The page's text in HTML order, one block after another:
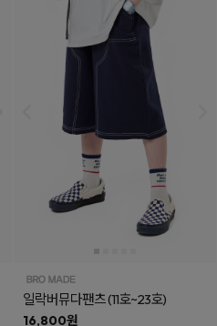
일락버뮤다팬츠(11호~23호)
16,800원